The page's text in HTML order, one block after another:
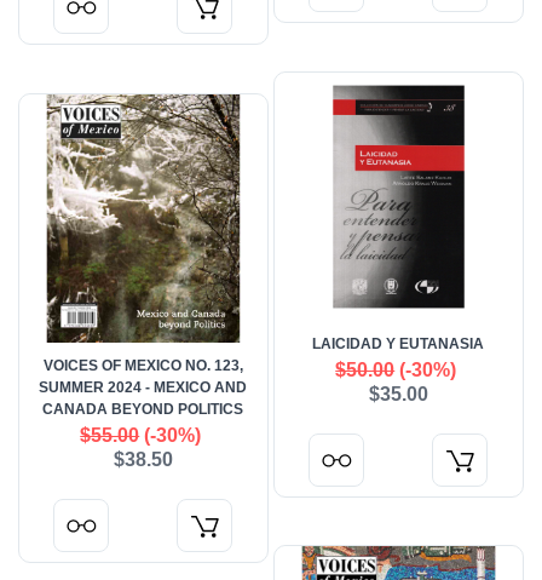
LAICIDAD Y EUTANASIA
$50.00(-30%)
$35.00
VOICES OF MEXICO NO. 123,
SUMMER 2024 - MEXICO AND
CANADA BEYOND POLITICS
$55.00(-30%)
$38.50